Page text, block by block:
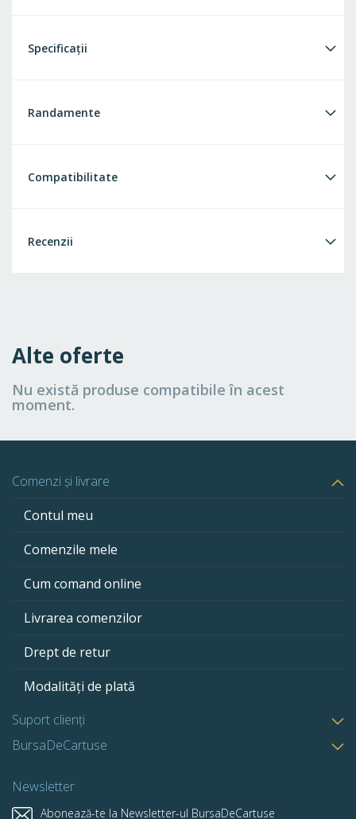
Specificații
Randamente
Compatibilitate
Recenzii
Alte oferte
Nu există produse compatibile în acest
moment.
Comenzi și livrare
Contul meu
Comenzile mele
Cum comand online
Livrarea comenzilor
Drept de retur
Modalități de plată
Suport clienți
BursaDeCartuse
Newsletter
Abonează-te la Newsletter-ul BursaDeCartuse